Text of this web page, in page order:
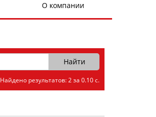
О компании
Найдено результатов: 2 за 0.10 с.